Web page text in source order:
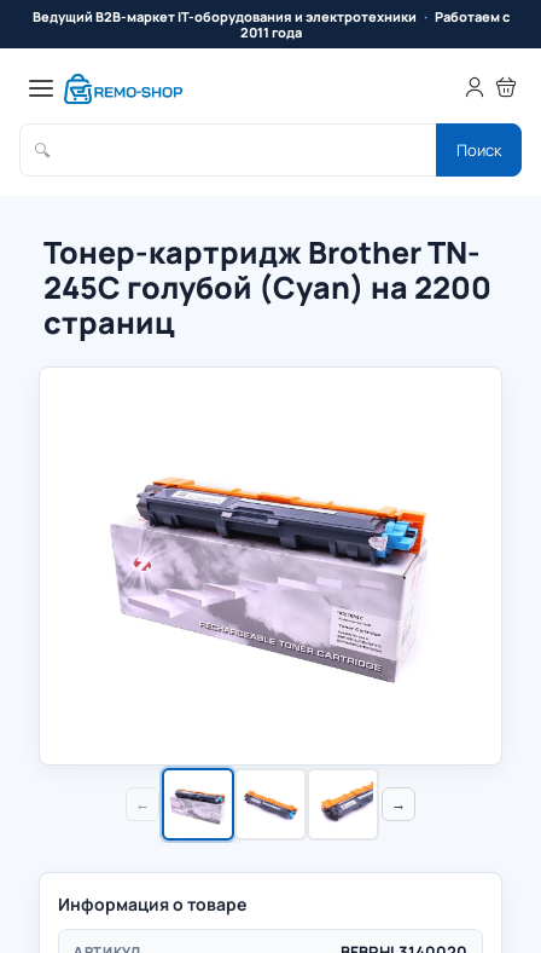
Ведущий B2B-маркет IT-оборудования и электротехники
Работаем с
2011 года
🔍 Поиск
Тонер-картридж Brother TN-
245C голубой (Cyan) на 2200
страниц
← →
Информация о товаре